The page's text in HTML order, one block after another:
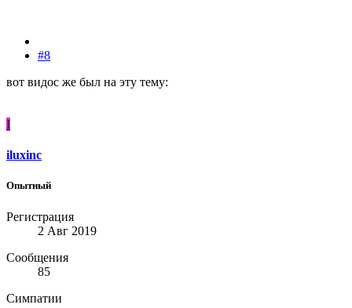
#8
вот видос же был на эту тему:
I
iluxinc
Опытный
Регистрация
2 Авг 2019
Сообщения
85
Симпатии